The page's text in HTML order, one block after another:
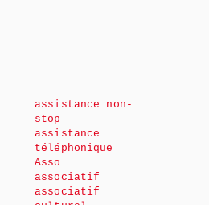
assistance non-
stop
assistance
téléphonique
Asso
associatif
associatif